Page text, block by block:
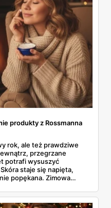
produkty z Rossmanna
rok, ale też prawdziwe
przegrzane
potrafi wysuszyć
staje się napięta,
popękana. Zimowa
- 07.01.2026) znajdziesz
22 złotych, które